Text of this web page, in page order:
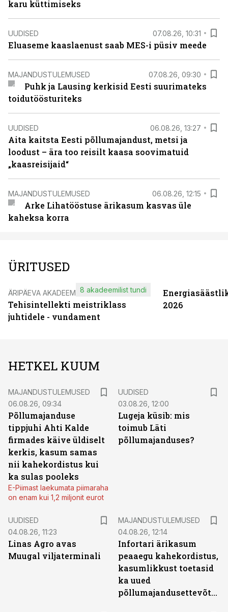
karu küttimiseks
UUDISED 07.08.26, 10:31
Eluaseme kaaslaenust saab MES-i püsiv meede
MAJANDUSTULEMUSED 07.08.26, 09:30
Puhk ja Lausing kerkisid Eesti suurimateks
toidutöösturiteks
UUDISED 06.08.26, 13:27
Aita kaitsta Eesti põllumajandust, metsi ja
loodust – ära too reisilt kaasa soovimatuid
„kaasreisijaid“
MAJANDUSTULEMUSED 06.08.26, 12:15
Arke Lihatööstuse ärikasum kasvas üle
kaheksa korra
ÜRITUSED
ÄRIPÄEVA AKADEEMIA
Tehisintellekti meistriklass
juhtidele - vundament
8 akadeemilist tundi
2026
HETKEL KUUM
MAJANDUSTULEMUSED
06.08.26, 09:34
Põllumajanduse
tippjuhi Ahti Kalde
firmades käive üldiselt
kerkis, kasum samas
nii kahekordistus kui
ka sulas pooleks
E-Piimast laekumata piimaraha
on enam kui 1,2 miljonit eurot
UUDISED
03.08.26, 12:00
Lugeja küsib: mis
toimub Läti
põllumajanduses?
UUDISED
04.08.26, 11:23
Linas Agro avas
Muugal viljaterminali
MAJANDUSTULEMUSED
04.08.26, 12:14
Infortari ärikasum
peaaegu kahekordistus,
kasumlikkust toetasid
ka uued
põllumajandusettevõtted